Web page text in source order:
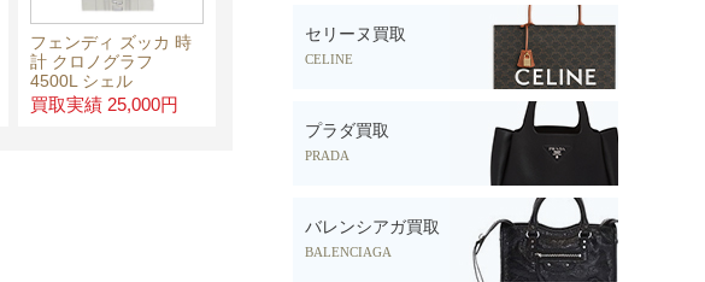
フェンディ ズッカ 時
計 クロノグラフ
4500L シェル
買取実績 25,000円
セリーヌ買取
CELINE
プラダ買取
PRADA
バレンシアガ買取
BALENCIAGA